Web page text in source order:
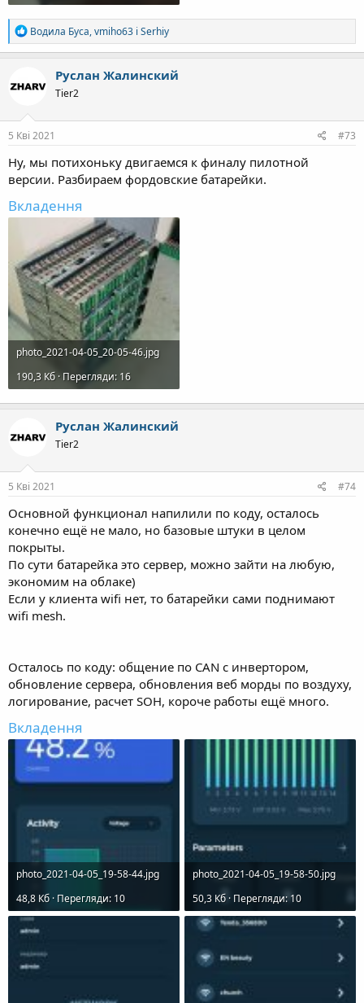
Р
е
а
ц
і
:
Водила Буса,vmiho63 і Serhiy
Руслан Жалинский
Tier2
5 Кві 2021 #73
Ну, мы потихоньку двигаемся к финалу пилотной
версии. Разбираем фордовские батарейки.
Вкладення
photo_2021-04-05_20-05-46.jpg
190,3 Кб · Перегляди: 16
Руслан Жалинский
Tier2
5 Кві 2021 #74
Основной функционал напилили по коду, осталось
конечно ещё не мало, но базовые штуки в целом
покрыты.
По сути батарейка это сервер, можно зайти на любую,
экономим на облаке)
Если у клиента wifi нет, то батарейки сами поднимают
wifi mesh.
Осталось по коду: общение по CAN с инвертором,
обновление сервера, обновления веб морды по воздуху,
логирование, расчет SOH, короче работы ещё много.
Вкладення
photo_2021-04-05_19-58-44.jpg
48,8 Кб · Перегляди: 10
photo_2021-04-05_19-58-50.jpg
50,3 Кб · Перегляди: 10